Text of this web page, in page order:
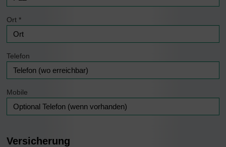
Ort *
Telefon
Mobile
Versicherung